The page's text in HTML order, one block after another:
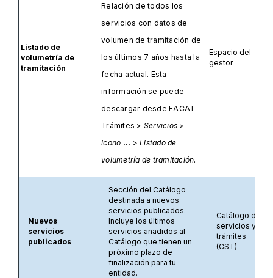
Listado de
volumetría de
tramitación
Relación de todos los
servicios con datos de
volumen de tramitación de
los últimos 7 años hasta la
fecha actual. Esta
información se puede
descargar desde EACAT
Trámites > Servicios >
icono ... > Listado de
volumetría de tramitación.
Espacio del
gestor
Nuevos
servicios
publicados
Sección del Catálogo
destinada a nuevos
servicios publicados.
Incluye los últimos
servicios añadidos al
Catálogo que tienen un
próximo plazo de
finalización para tu
entidad.
Catálogo de
servicios y
trámites
(CST)